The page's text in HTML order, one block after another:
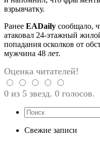
взрывчатку.
Ранее EADaily сообщало,
атаковал 24-этажный
попадания осколков от
мужчина 48 лет.
Оценка читателей!
0 из 5 звезд. 0 голосов.
Свежие записи